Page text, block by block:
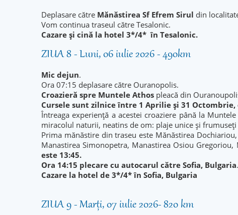
Deplasare către Mănăstirea Sf Efrem Sirul din
Vom continua traseul către Tesalonic.
Cazare și cină la hotel 3*/4* în Tesalonic.
ZIUA 8 - Luni, 06 iulie 2026 - 490km
Mic dejun.
Ora 07:15 deplasare către Ouranopolis.
Croazieră spre Muntele Athos pleacă din
Cursele sunt zilnice între 1 Aprilie și 31 Octombrie,
Întreaga experiență a acestei croaziere până la
miracolul naturii, neatins de om: plaje unice și
Prima mănăstire din traseu este Mănăstirea
Manastirea Simonopetra, Manastirea Osiou
este 13:45.
Ora 14:15 plecare cu autocarul către Sofia, Bulgaria
Cazare la hotel de 3*/4* în Sofia, Bulgaria
ZIUA 9 - Marți, 07 iulie 2026- 820 km